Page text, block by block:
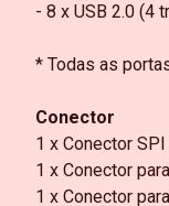
- 8 x USB 2.0 (4
* Todas as
Conector
1 x Conector
1 x Conector
1 x Conector